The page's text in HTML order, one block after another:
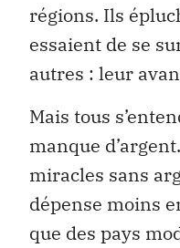
régions. Ils
essaient de se
autres : leur
Mais tous
manque
miracles sans
dépense moins
que des pays